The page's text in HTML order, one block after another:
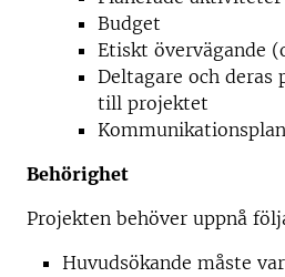
Budget
Etiskt övervägande
Deltagare och deras
till projektet
Kommunikationsplan
Behörighet
Projekten behöver uppnå
Huvudsökande måste